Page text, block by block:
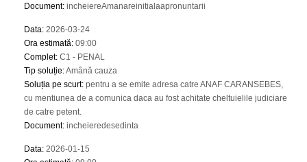
Document: incheiereAmanareinitialaapronuntarii
Data: 2026-03-24
Ora estimată: 09:00
Complet: C1 - PENAL
Tip soluție:Amână cauza
Soluția pe scurt: pentru a se emite adresa catre ANAF CARANSEBES,
cu mentiunea de a comunica daca au fost achitate cheltuielile judiciare
de catre petent.
Document: incheieredesedinta
Data: 2026-01-15